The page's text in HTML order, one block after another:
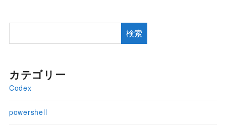
検索
カテゴリー
Codex
powershell